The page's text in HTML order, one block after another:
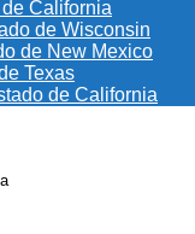
California
de Wisconsin
de New Mexico
Texas
de California